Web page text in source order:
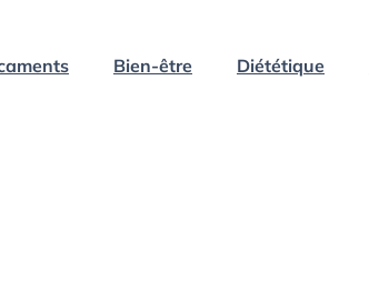
Bien-être Diététique